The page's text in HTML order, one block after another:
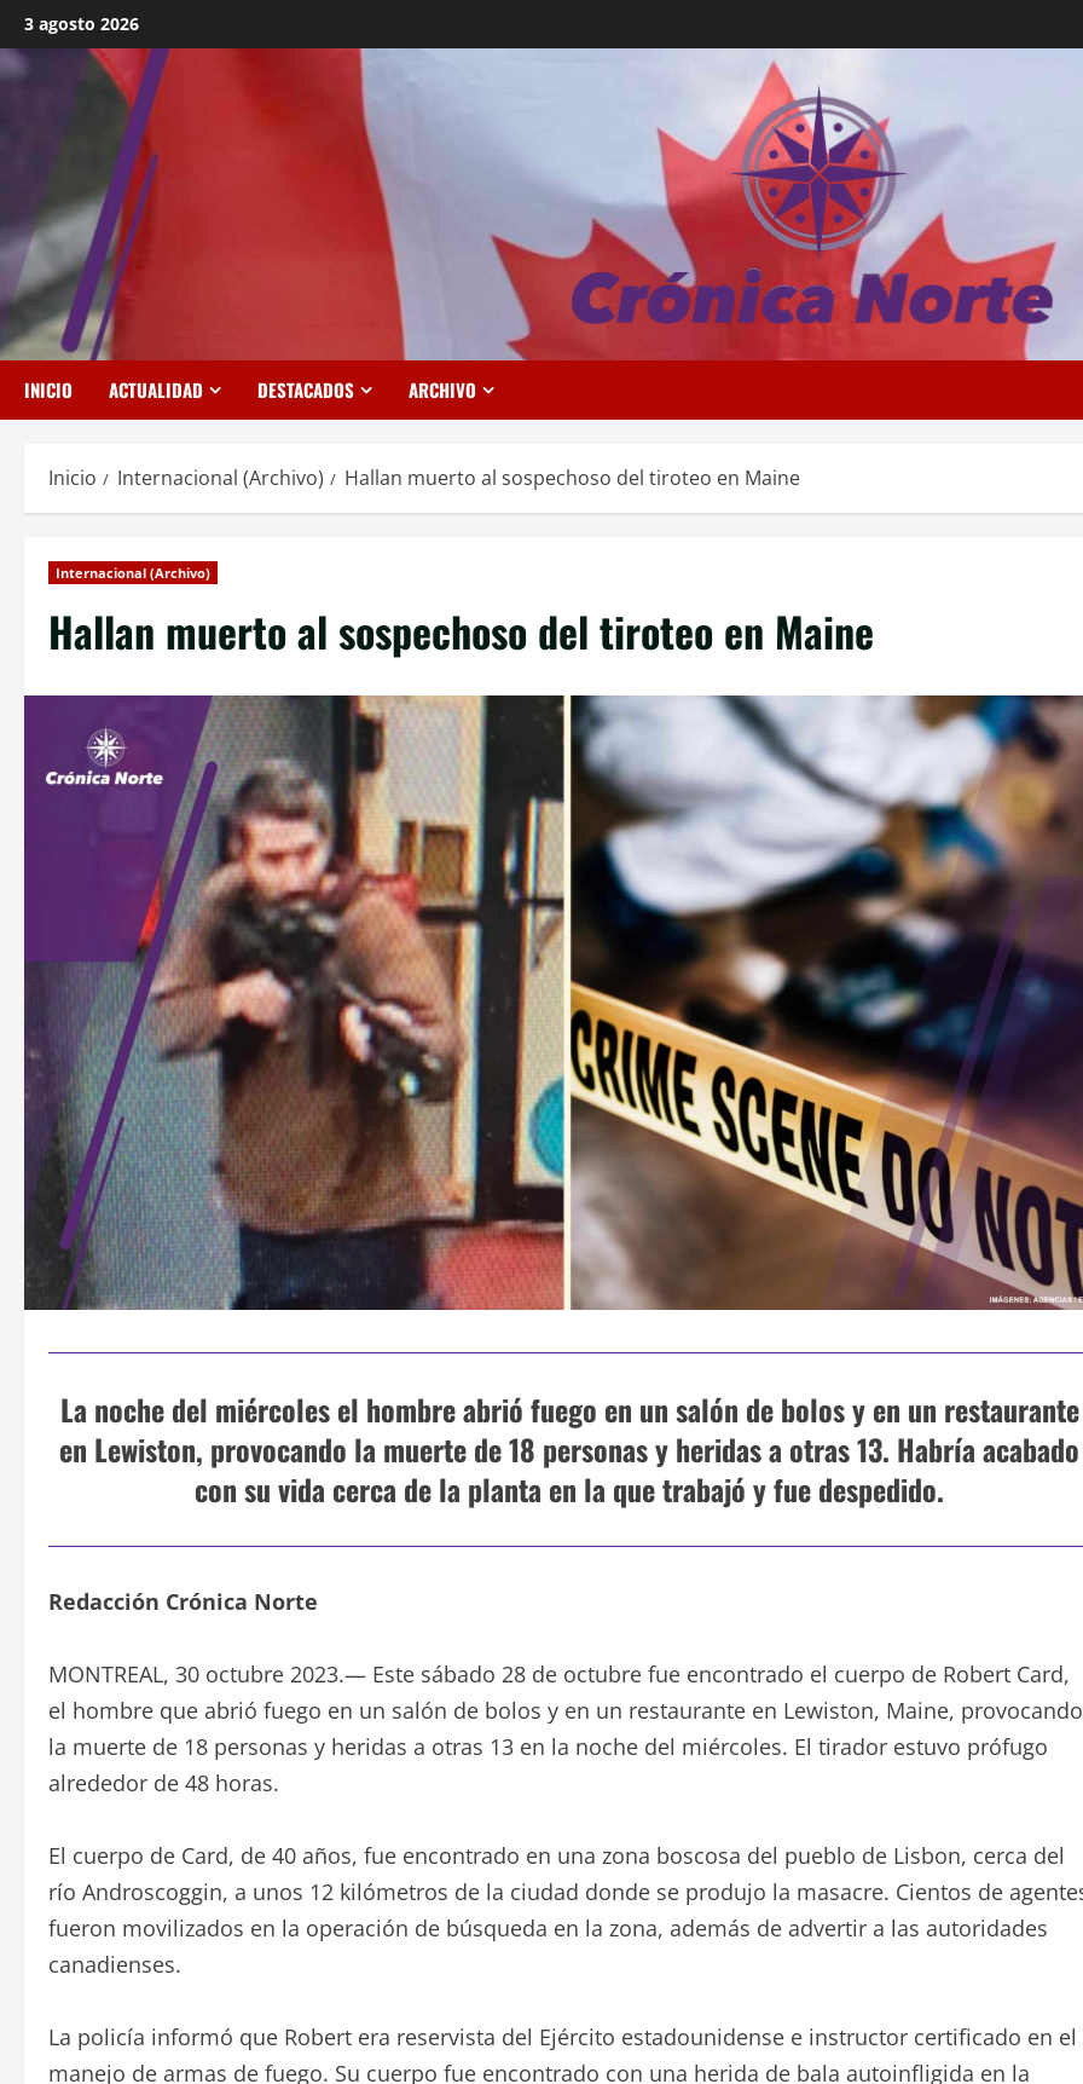
Saltar
al
contenido
3 agosto 2026
INICIO ACTUALIDAD DESTACADOS ARCHIVO
Inicio Internacional (Archivo) Hallan muerto al sospechoso del tiroteo en Maine
Internacional (Archivo)
Hallan muerto al sospechoso del tiroteo en Maine
La noche del miércoles el hombre abrió fuego en un salón de bolos y en un restaurante
en Lewiston, provocando la muerte de 18 personas y heridas a otras 13. Habría acabado
con su vida cerca de la planta en la que trabajó y fue despedido.
Redacción Crónica Norte
MONTREAL, 30 octubre 2023.— Este sábado 28 de octubre fue encontrado el cuerpo de Robert Card,
el hombre que abrió fuego en un salón de bolos y en un restaurante en Lewiston, Maine, provocando
la muerte de 18 personas y heridas a otras 13 en la noche del miércoles. El tirador estuvo prófugo
alrededor de 48 horas.
El cuerpo de Card, de 40 años, fue encontrado en una zona boscosa del pueblo de Lisbon, cerca del
río Androscoggin, a unos 12 kilómetros de la ciudad donde se produjo la masacre. Cientos de
fueron movilizados en la operación de búsqueda en la zona, además de advertir a las autoridades
canadienses.
La policía informó que Robert era reservista del Ejército estadounidense e instructor certificado en el
manejo de armas de fuego. Su cuerpo fue encontrado con una herida de bala autoinfligida en la